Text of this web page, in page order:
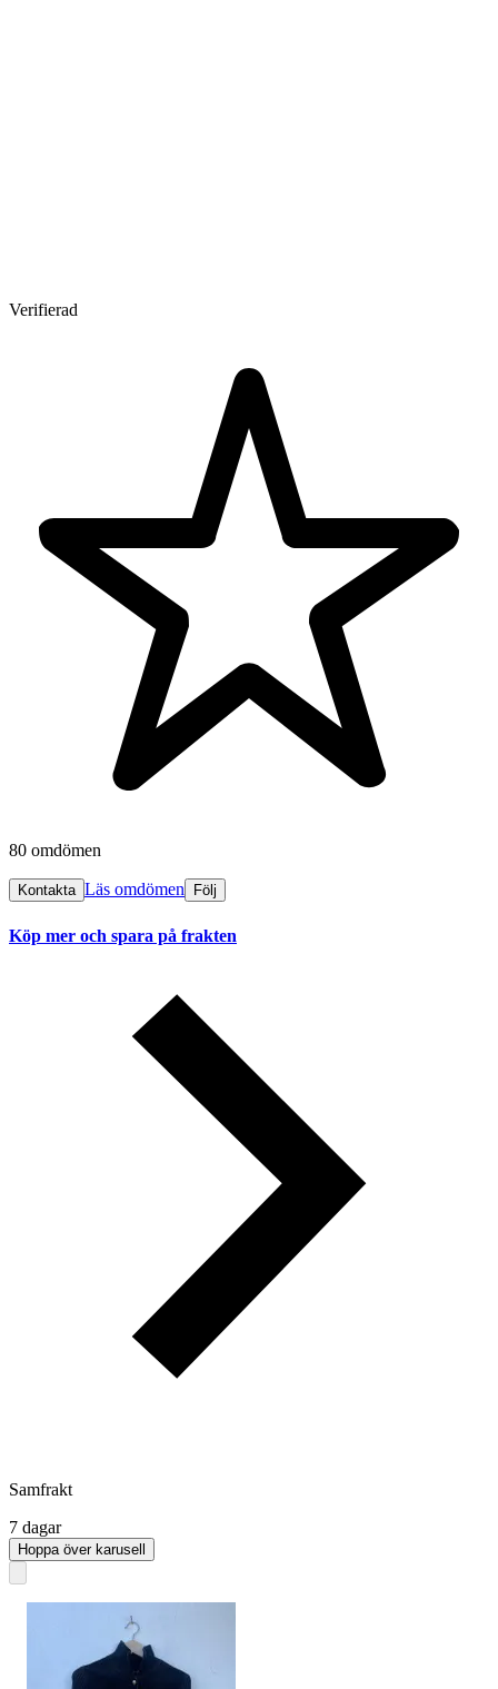
Verifierad
80 omdömen
Kontakta Läs omdömen Följ
Köp mer och spara på frakten
Samfrakt
7 dagar
Hoppa över karusell